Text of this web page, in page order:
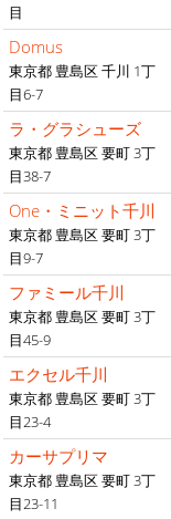
目
Domus
東京都 豊島区 千川 1丁
目6-7
ラ・グラシューズ
東京都 豊島区 要町 3丁
目38-7
One・ミニット千川
東京都 豊島区 要町 3丁
目9-7
ファミール千川
東京都 豊島区 要町 3丁
目45-9
エクセル千川
東京都 豊島区 要町 3丁
目23-4
カーサプリマ
東京都 豊島区 要町 3丁
目23-11